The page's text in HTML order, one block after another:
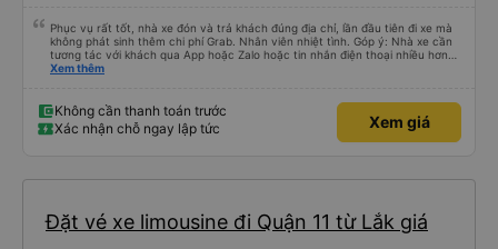
Phục vụ rất tốt, nhà xe đón và trả khách đúng địa chỉ, lần đầu tiên đi xe mà
không phát sinh thêm chi phí Grab. Nhân viên nhiệt tình. Góp ý: Nhà xe cần
tương tác với khách qua App hoặc Zalo hoặc tin nhắn điện thoại nhiều hơn
nữa để hành khách yên tâm đặc biệt là khách đặt vé qua App. Chân thành
Xem thêm
Không cần thanh toán trước
Xác nhận chỗ ngay lập tức
Xem giá
Đặt vé xe limousine đi Quận 11 từ Lắk giá